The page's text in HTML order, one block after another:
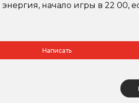
начало игры в 22 00,
Написать